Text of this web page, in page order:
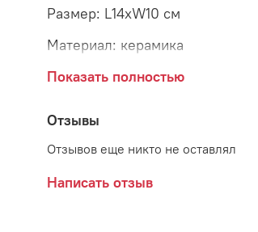
Размер: L14xW10 см
Материал: керамика
Страна: Дания
Показать полностью
Отзывы
Отзывов еще никто не оставлял
Написать отзыв